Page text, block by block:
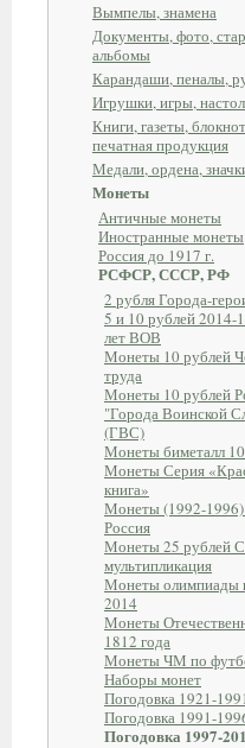
Вымпелы, знамена
Документы, фото,
альбомы
Карандаши, пеналы,
Игрушки, игры,
Книги, газеты,
печатная продукция
Медали, ордена,
Монеты
Античные монеты
Иностранные монеты
Россия до 1917 г.
РСФСР, СССР, РФ
2 рубля Города-
5 и 10 рублей 2014-
лет ВОВ
Монеты 10 рублей
труда
Монеты 10 рублей
"Города Воинской
(ГВС)
Монеты биметалл
Монеты Серия
книга»
Монеты (1992-
Россия
Монеты 25 рублей
мультипликация
Монеты олимпиады
2014
Монеты
1812 года
Монеты ЧМ по
Наборы монет
Погодовка 1921-
Погодовка 1991-
Погодовка 1997-